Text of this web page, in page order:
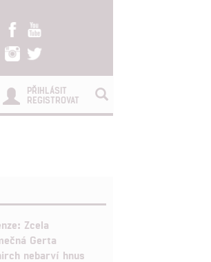
PŘIHLÁSIT
REGISTROVAT
Zcela
Gerta
nebarví hnus